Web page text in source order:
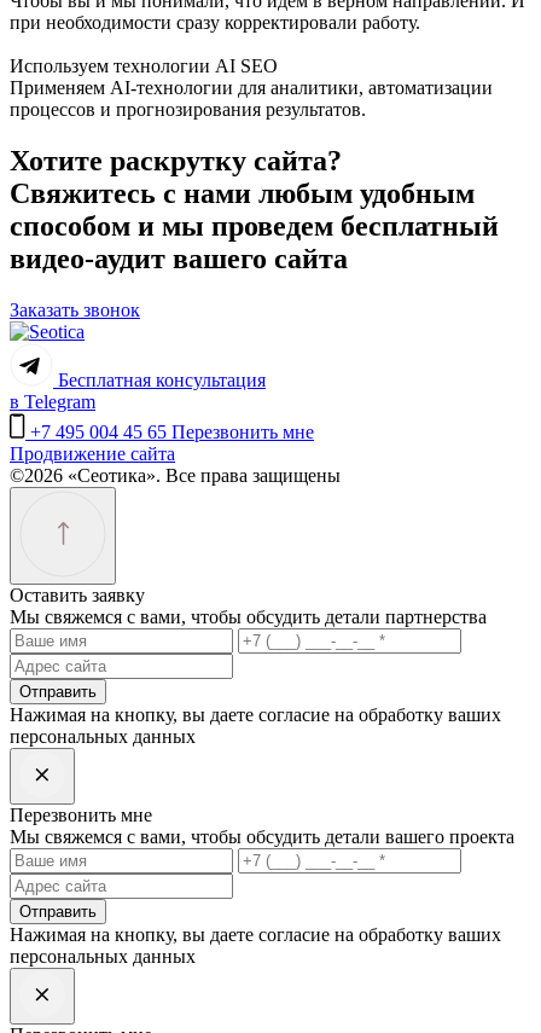
при необходимости сразу корректировали работу.
Используем технологии AI SEO
Применяем AI-технологии для аналитики, автоматизации
процессов и прогнозирования результатов.
Хотите раскрутку сайта?
Свяжитесь с нами любым удобным
способом и мы проведем бесплатный
видео-аудит вашего сайта
Заказать звонок
Бесплатная консультация
в Telegram
+7 495 004 45 65 Перезвонить мне
Продвижение сайта
©2026 «Сеотика». Все права защищены
Оставить заявку
Мы свяжемся с вами, чтобы обсудить детали партнерства
Отправить
Нажимая на кнопку, вы даете согласие на обработку ваших
персональных данных
Перезвонить мне
Мы свяжемся с вами, чтобы обсудить детали вашего проекта
Отправить
Нажимая на кнопку, вы даете согласие на обработку ваших
персональных данных